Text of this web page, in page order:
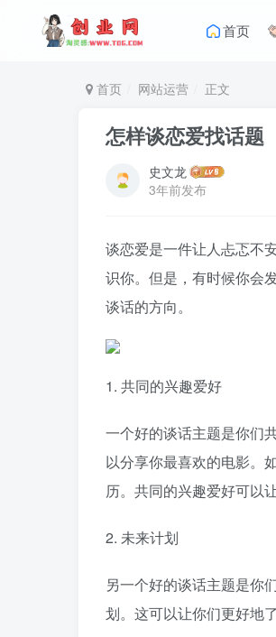
首页
首页 网站运营 正文
怎样谈恋爱找话题
史文龙
3年前发布
谈恋爱是一件让人忐忑不
识你。但是，有时候你会
谈话的方向。
1. 共同的兴趣爱好
一个好的谈话主题是你们
以分享你最喜欢的电影。
历。共同的兴趣爱好可以
2. 未来计划
另一个好的谈话主题是你
划。这可以让你们更好地